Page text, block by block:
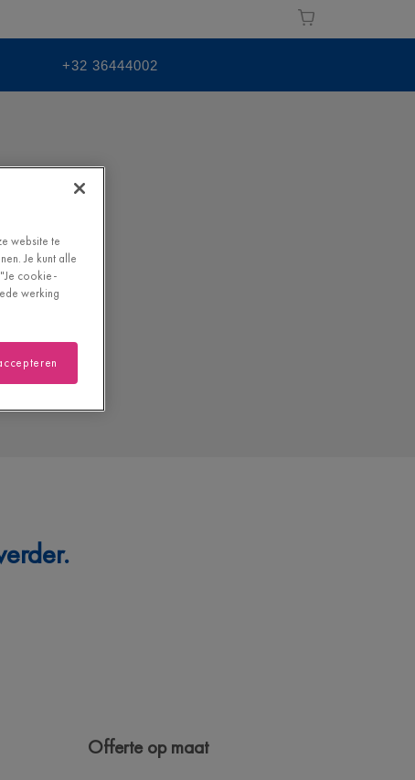
+32 36444002
Offerte op maat
website te
Je kunt alle
cookie-
werking